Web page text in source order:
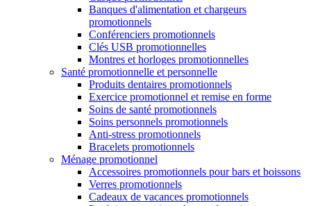
Banques d'alimentation et chargeurs
promotionnels
Conférenciers promotionnels
Clés USB promotionnelles
Montres et horloges promotionnelles
Santé promotionnelle et personnelle
Produits dentaires promotionnels
Exercice promotionnel et remise en forme
Soins de santé promotionnels
Soins personnels promotionnels
Anti-stress promotionnels
Bracelets promotionnels
Ménage promotionnel
Accessoires promotionnels pour bars et boissons
Verres promotionnels
Cadeaux de vacances promotionnels